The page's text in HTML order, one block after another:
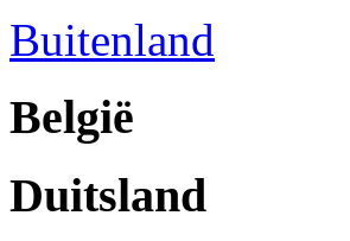
Buitenland
België
Duitsland